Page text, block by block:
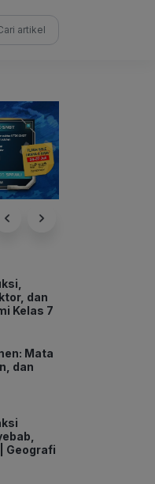
dan
Kelas 7
Mata
dan
Geografi